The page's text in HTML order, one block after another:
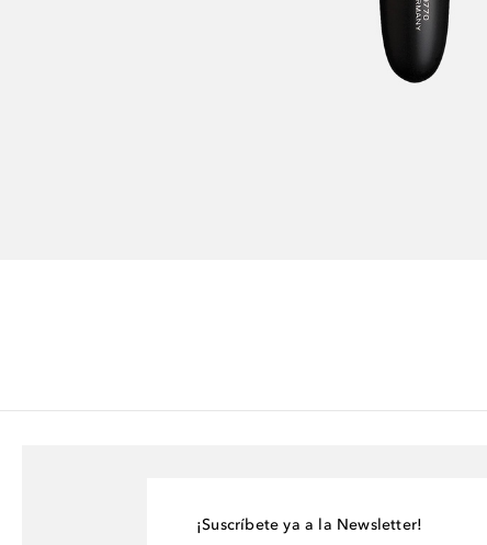
¡Suscríbete ya a la Newsletter!